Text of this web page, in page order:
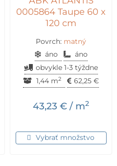
0005864 Taupe 60 x
120 cm
Povrch: matný
áno
áno
obvykle 1-3 týždne
1,44 m2 62,25 €
43,23 € / m2
Vybrať množstvo